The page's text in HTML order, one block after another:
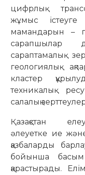
цифрлық
жұмыс істеуге
мамандарын –
сарапшылар
сараптамалық
геологиялық
кластер
техникалық
салалық
Қазақстан
әлеуетке ие
қазбаларды
бойынша басым
қарастырады.